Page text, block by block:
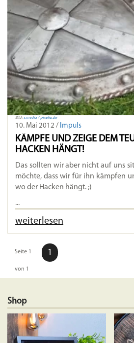
Bild: s.media / pixelio.de
10. Mai 2012 / Impuls
KÄMPFE UND ZEIGE DEM
HACKEN HÄNGT!
Das sollten wir aber nicht auf uns
möchte, dass wir für ihn kämpfen
wo der Hacken hängt. ;)
...
weiterlesen
Seite 1
von 1
1
Shop